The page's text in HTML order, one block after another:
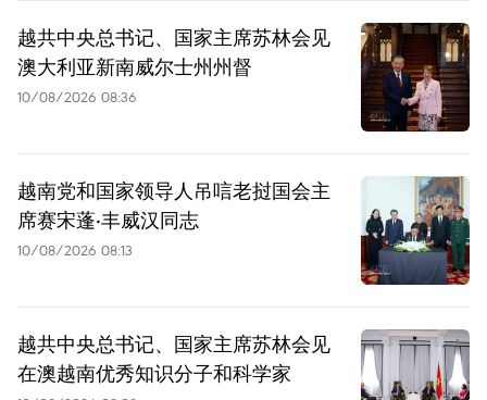
越共中央总书记、国家主席苏林会见
澳大利亚新南威尔士州州督
10/08/2026 08:36
越南党和国家领导人吊唁老挝国会主
席赛宋蓬·丰威汉同志
10/08/2026 08:13
越共中央总书记、国家主席苏林会见
在澳越南优秀知识分子和科学家